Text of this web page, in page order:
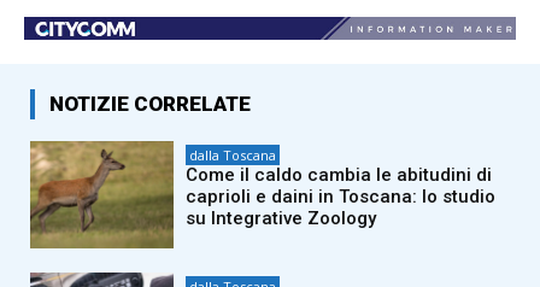
NOTIZIE CORRELATE
dalla Toscana
Come il caldo cambia le abitudini di
caprioli e daini in Toscana: lo studio
su Integrative Zoology